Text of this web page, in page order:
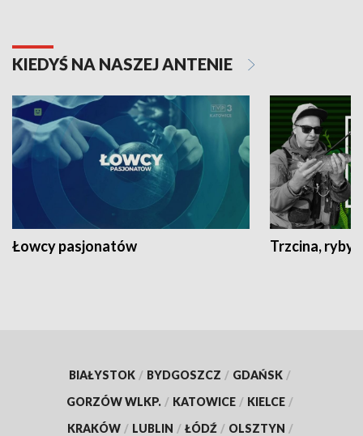
KIEDYŚ NA NASZEJ ANTENIE
Łowcy pasjonatów Trzcina, ryby
BIAŁYSTOK / BYDGOSZCZ / GDAŃSK /
GORZÓW WLKP. / KATOWICE / KIELCE /
KRAKÓW / LUBLIN / ŁÓDŹ / OLSZTYN /